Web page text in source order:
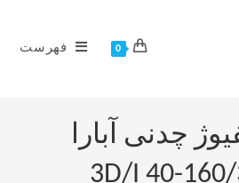
0 فهرست
چدنی آبارا
3D/I 40-160/